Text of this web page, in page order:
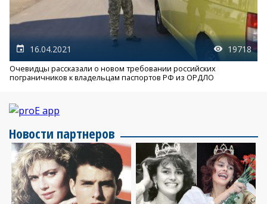
16.04.2021 19718
Очевидцы рассказали о новом требовании российских
пограничников к владельцам паспортов РФ из ОРДЛО
Новости партнеров